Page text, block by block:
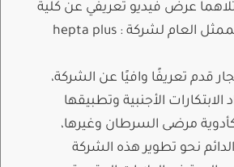
عرض فيديو تعريفي عن كلية
الصيدلة، وبدوره الممثل العام لشركة : hepta plus
قدم تعريفًا وافيًا عن الشركة،
الأجنبية وتطبيقها
مرضى السرطان وغيرها،
نحو تطوير هذه الشركة